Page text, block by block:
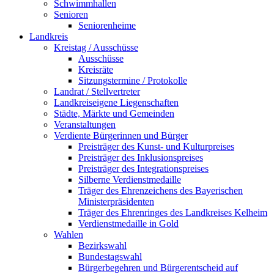
Schwimmhallen
Senioren
Seniorenheime
Landkreis
Kreistag / Ausschüsse
Ausschüsse
Kreisräte
Sitzungstermine / Protokolle
Landrat / Stellvertreter
Landkreiseigene Liegenschaften
Städte, Märkte und Gemeinden
Veranstaltungen
Verdiente Bürgerinnen und Bürger
Preisträger des Kunst- und Kulturpreises
Preisträger des Inklusionspreises
Preisträger des Integrationspreises
Silberne Verdienstmedaille
Träger des Ehrenzeichens des Bayerischen
Ministerpräsidenten
Träger des Ehrenringes des Landkreises Kelheim
Verdienstmedaille in Gold
Wahlen
Bezirkswahl
Bundestagswahl
Bürgerbegehren und Bürgerentscheid auf